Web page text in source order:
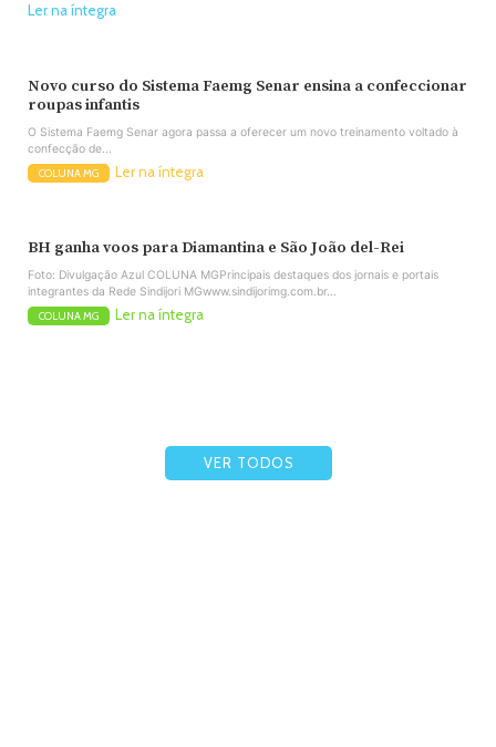
Ler na íntegra
Novo curso do Sistema Faemg Senar ensina a confeccionar
roupas infantis
O Sistema Faemg Senar agora passa a oferecer um novo treinamento voltado à
confecção de...
COLUNA MG Ler na íntegra
BH ganha voos para Diamantina e São João del-Rei
Foto: Divulgação Azul COLUNA MGPrincipais destaques dos jornais e portais
integrantes da Rede Sindijori MGwww.sindijorimg.com.br...
COLUNA MG Ler na íntegra
VER TODOS